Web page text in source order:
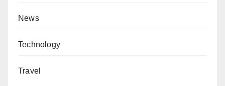
News
Technology
Travel